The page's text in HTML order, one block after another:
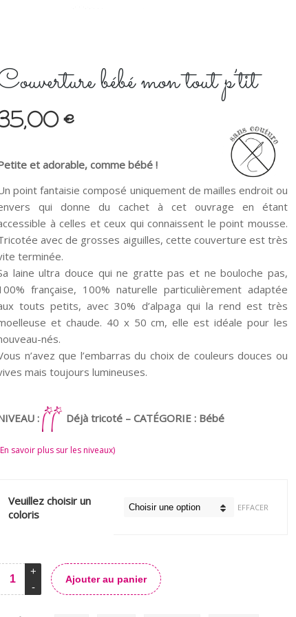
bébé mon tout p’tit
€
et adorable, comme bébé !
point fantaisie composé uniquement de mailles endroit ou
qui donne du cachet à cet ouvrage en étant
à celles et ceux qui connaissent le point mousse.
avec de grosses aiguilles, cette couverture est très
terminée.
laine ultra douce qui ne gratte pas et ne bouloche pas,
française, 100% naturelle particulièrement adaptée
touts petits, avec 30% d’alpaga qui la rend est très
et chaude. 40 x 50 cm, elle est idéale pour les
nés.
n’avez que l’embarras du choix de couleurs douces ou
mais toujours lumineuses.
: Déjà tricoté – CATÉGORIE : Bébé
savoir plus sur les niveaux)
Veuillez choisir un
coloris
EFFACER
Ajouter au panier